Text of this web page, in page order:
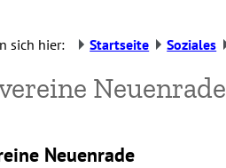
sich hier: Startseite Soziales
Neuenrade
Neuenrade